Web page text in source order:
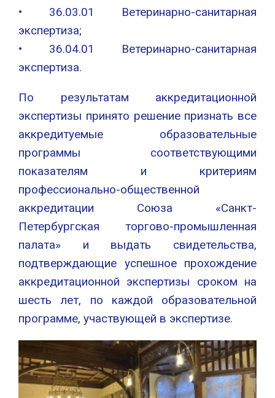
• 36.03.01 Ветеринарно-санитарная
экспертиза;
• 36.04.01 Ветеринарно-санитарная
экспертиза.
По результатам аккредитационной
экспертизы принято решение признать все
аккредитуемые образовательные
программы соответствующими
показателям и критериям
профессионально-общественной
аккредитации Союза «Санкт-
Петербургская торгово-промышленная
палата» и выдать свидетельства,
подтверждающие успешное прохождение
аккредитационной экспертизы сроком на
шесть лет, по каждой образовательной
программе, участвующей в экспертизе.